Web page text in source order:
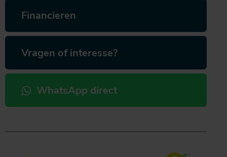
Financieren
Vragen of interesse?
WhatsApp direct